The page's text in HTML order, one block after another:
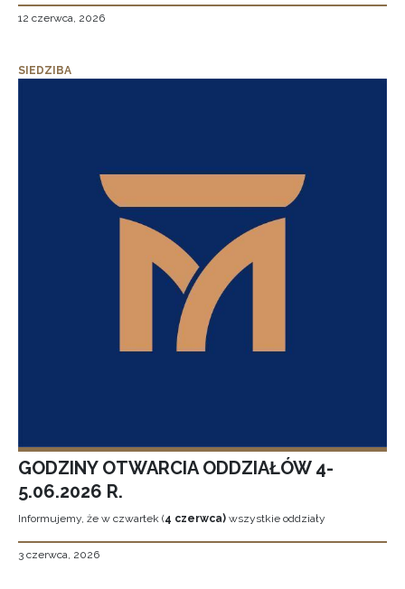
12 czerwca, 2026
SIEDZIBA
GODZINY OTWARCIA ODDZIAŁÓW 4-
5.06.2026 R.
Informujemy, że w czwartek (4 czerwca) wszystkie oddziały
3 czerwca, 2026